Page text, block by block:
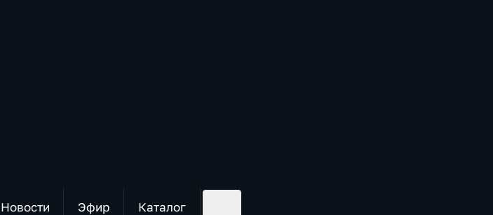
Новости Эфир Каталог